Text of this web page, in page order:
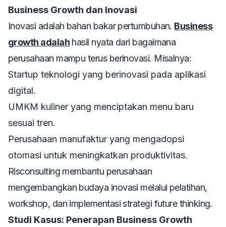
Business Growth dan Inovasi
Inovasi adalah bahan bakar pertumbuhan. Business
growth adalahhasil nyata dari bagaimana
perusahaan mampu terus berinovasi. Misalnya:
Startup teknologi yang berinovasi pada aplikasi
digital.
UMKM kuliner yang menciptakan menu baru
sesuai tren.
Perusahaan manufaktur yang mengadopsi
otomasi untuk meningkatkan produktivitas.
Risconsulting membantu perusahaan
mengembangkan budaya inovasi melalui pelatihan,
workshop, dan implementasi strategi future thinking.
Studi Kasus: Penerapan Business Growth